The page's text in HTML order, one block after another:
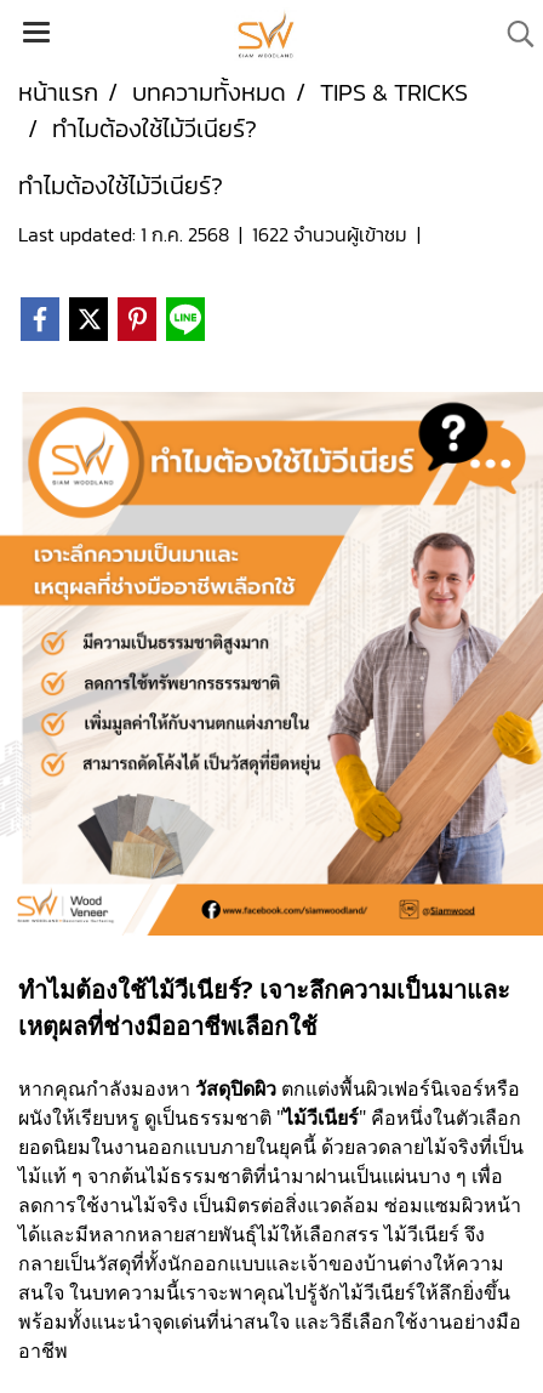
หน้าแรก บทความทั้งหมด
TIPS & TRICKS
ทำไมต้องใช้ไม้วีเนียร์?
ทำไมต้องใช้ไม้วีเนียร์?
Last updated: 1 ก.ค. 2568 | 1622 จำนวนผู้เข้าชม |
ทำไมต้องใช้ไม้วีเนียร์? เจาะลึกความเป็นมาและ
เหตุผลที่ช่างมืออาชีพเลือกใช้
หากคุณกำลังมองหา วัสดุปิดผิว ตกแต่งพื้นผิวเฟอร์นิเจอร์หรือ
ผนังให้เรียบหรู ดูเป็นธรรมชาติ "ไม้วีเนียร์" คือหนึ่งในตัวเลือก
ยอดนิยมในงานออกแบบภายในยุคนี้ ด้วยลวดลายไม้จริงที่เป็น
ไม้แท้ ๆ จากต้นไม้ธรรมชาติที่นำมาฝานเป็นแผ่นบาง ๆ เพื่อ
ลดการใช้งานไม้จริง เป็นมิตรต่อสิ่งแวดล้อม ซ่อมแซมผิวหน้า
ได้และมีหลากหลายสายพันธุ์ไม้ให้เลือกสรร ไม้วีเนียร์ จึง
กลายเป็นวัสดุที่ทั้งนักออกแบบและเจ้าของบ้านต่างให้ความ
สนใจ ในบทความนี้เราจะพาคุณไปรู้จักไม้วีเนียร์ให้ลึกยิ่งขึ้น
พร้อมทั้งแนะนำจุดเด่นที่น่าสนใจ และวิธีเลือกใช้งานอย่างมือ
อาชีพ